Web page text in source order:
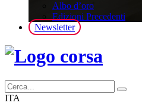
Albo d’oro
Edizioni Precedenti
Newsletter
ITA